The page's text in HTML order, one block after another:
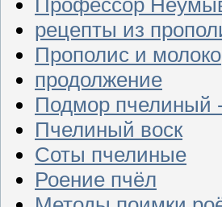
рецепты из
Прополис и молоко
продолжение
Подмор пчелиный
Пчелиный воск
Соты пчелиные
Роение пчёл